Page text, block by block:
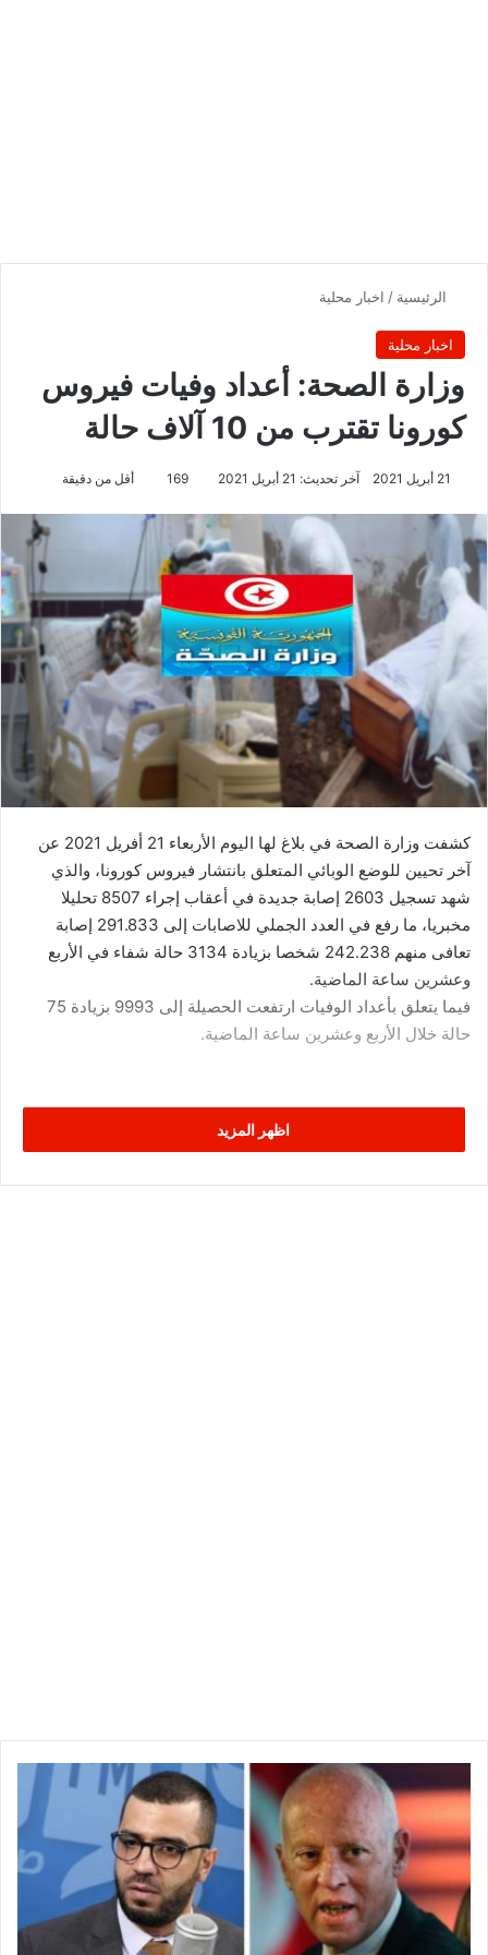
الرئيسية / اخبار محلية
اخبار محلية
وزارة الصحة: أعداد وفيات فيروس
كورونا تقترب من 10 آلاف حالة
21 أبريل 2021 آخر تحديث: 21 أبريل 2021 169 أقل من دقيقة
كشفت وزارة الصحة في بلاغ لها اليوم الأربعاء 21 أفريل 2021 عن
آخر تحيين للوضع الوبائي المتعلق بانتشار فيروس كورونا، والذي
شهد تسجيل 2603 إصابة جديدة في أعقاب إجراء 8507 تحليلا
مخبريا، ما رفع في العدد الجملي للاصابات إلى 291.833 إصابة
تعافى منهم 242.238 شخصا بزيادة 3134 حالة شفاء في الأربع
وعشرين ساعة الماضية.
فيما يتعلق بأعداد الوفيات ارتفعت الحصيلة إلى 9993 بزيادة 75
حالة خلال الأربع وعشرين ساعة الماضية.
اظهر المزيد
ل
ض
ء
ا
ل